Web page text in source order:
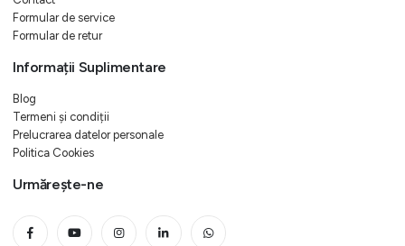
Formular de service
Formular de retur
Informații Suplimentare
Blog
Termeni și condiții
Prelucrarea datelor personale
Politica Cookies
Urmărește-ne